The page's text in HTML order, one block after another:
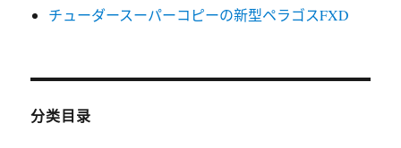
チューダースーパーコピーの新型ペラゴスFXD
分类目录